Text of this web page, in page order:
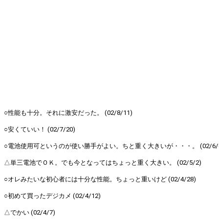
○性能も十分。それに激安だった。 (02/8/11)
○安くていい！ (02/7/20)
○電池使用可というのが使い勝手がよい。ちと重く大きいが・・・。 (02/
△単三電池でＯＫ。でも今となってはちょっと重く大きい。 (02/5/2)
○オレみたいな初心者には十分な性能。ちょっと重いけど (02/4/28)
○初めて買ったデジカメ (02/4/12)
△でかい (02/4/7)